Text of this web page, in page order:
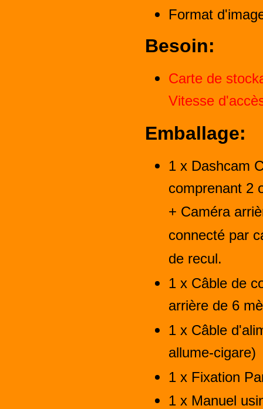
Format
Besoin:
Carte de
Vitesse
Emballage:
1 x Dashcam
comprenant 2
+ Caméra
connecté par
de recul.
1 x Câble de
arrière de 6
1 x Câble
allume-cigare)
1 x Fixation
1 x Manuel